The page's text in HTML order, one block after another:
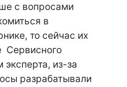
с вопросами
в
то сейчас их
Сервисного
из-за
разрабатывали